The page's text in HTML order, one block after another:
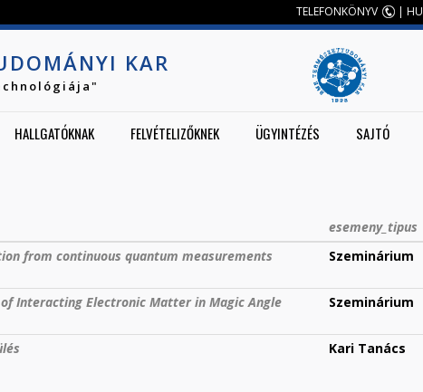
TELEFONKÖNYV | HU
KAR
HALLGATÓKNAK FELVÉTELIZŐKNEK ÜGYINTÉZÉS SAJTÓ
esemeny_tipus
from continuous quantum measurements Szeminárium
Interacting Electronic Matter in Magic Angle
Szeminárium
Kari Tanács